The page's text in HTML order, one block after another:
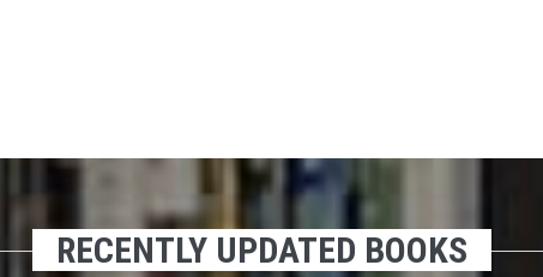
RECENTLY UPDATED BOOKS